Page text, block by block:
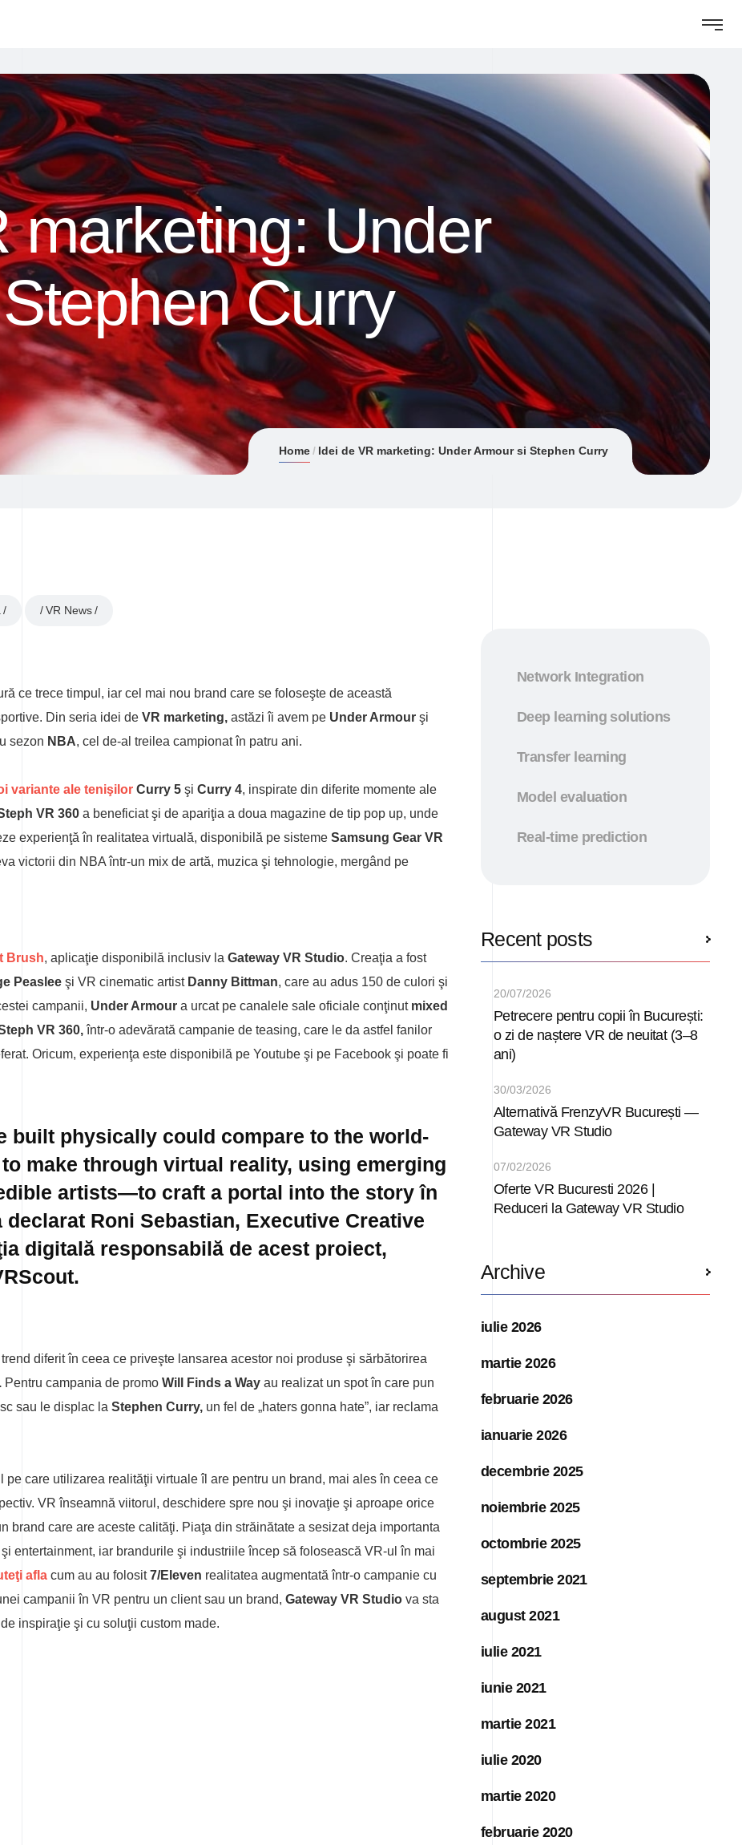
marketing: Under
Curry
Home Idei de VR marketing: Under Armour si Stephen Curry
VR News
ce trece timpul, iar cel mai nou brand care se foloseşte de această
Din seria idei de VR marketing, astăzi îi avem pe Under Armour şi
sezon NBA, cel de-al treilea campionat în patru ani.
variante ale tenişilor Curry 5 şi Curry 4, inspirate din diferite momente ale
VR 360 a beneficiat şi de apariţia a doua magazine de tip pop up, unde
experienţă în realitatea virtuală, disponibilă pe sisteme Samsung Gear VR
victorii din NBA într-un mix de artă, muzica şi tehnologie, mergând pe
Brush, aplicaţie disponibilă inclusiv la Gateway VR Studio. Creaţia a fost
Peaslee şi VR cinematic artist Danny Bittman, care au adus 150 de culori şi
campanii, Under Armour a urcat pe canalele sale oficiale conţinut mixed
VR 360,într-o adevărată campanie de teasing, care le da astfel fanilor
Oricum, experienţa este disponibilă pe Youtube şi pe Facebook şi poate fi
built physically could compare to the world-
make through virtual reality, using emerging
artists—to craft a portal into the story în
Roni Sebastian, Executive Creative
digitală responsabilă de acest proiect,
diferit în ceea ce priveşte lansarea acestor noi produse şi sărbătorirea
Pentru campania de promo Will Finds a Way au realizat un spot în care pun
sau le displac la Stephen Curry, un fel de „haters gonna hate”, iar reclama
care utilizarea realităţii virtuale îl are pentru un brand, mai ales în ceea ce
VR înseamnă viitorul, deschidere spre nou şi inovaţie şi aproape orice
brand care are aceste calităţi. Piaţa din străinătate a sesizat deja importanta
entertainment, iar brandurile şi industriile încep să folosească VR-ul în mai
afla cum au au folosit7/Eleven realitatea augmentată într-o campanie cu
campanii în VR pentru un client sau un brand, Gateway VR Studio va sta
inspiraţie şi cu soluţii custom made.
Network Integration
Deep learning solutions
Transfer learning
Model evaluation
Real-time prediction
Recent posts
Petrecere pentru copii în București:
o zi de naștere VR de neuitat (3–8
ani)
20/07/2026
Alternativă FrenzyVR București —
Gateway VR Studio
30/03/2026
Oferte VR Bucuresti 2026 |
Reduceri la Gateway VR Studio
07/02/2026
Archive
iulie 2026
martie 2026
februarie 2026
ianuarie 2026
decembrie 2025
noiembrie 2025
octombrie 2025
septembrie 2021
august 2021
iulie 2021
iunie 2021
martie 2021
iulie 2020
martie 2020
februarie 2020